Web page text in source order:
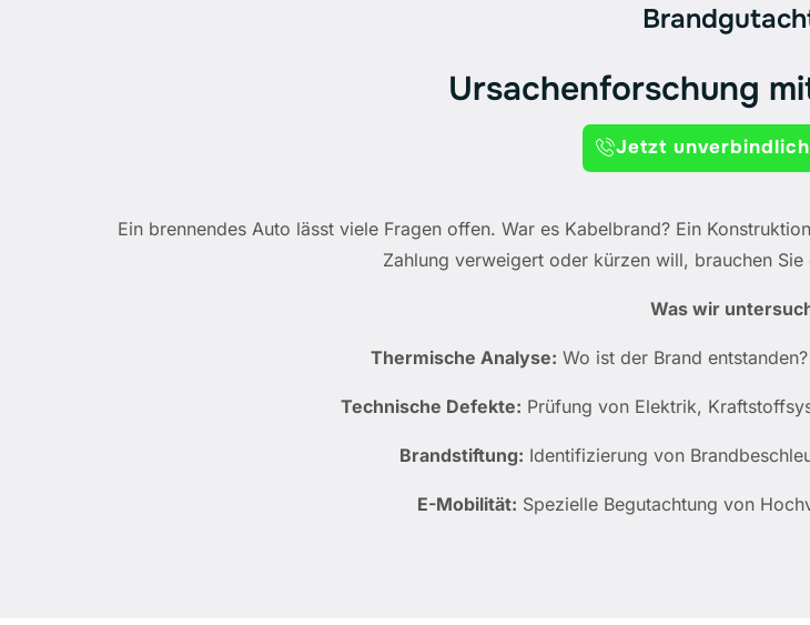
Ursachenforschung
Jetzt
Ein brennendes Auto lässt viele Fragen offen. War es Kabelbrand? Ein
Zahlung verweigert oder kürzen will, brauchen
Was wir
Thermische Analyse: Wo ist der Brand
Technische Defekte: Prüfung von Elektrik,
Brandstiftung: Identifizierung von
E-Mobilität: Spezielle Begutachtung von